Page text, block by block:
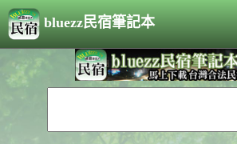
bluezz民宿筆記本